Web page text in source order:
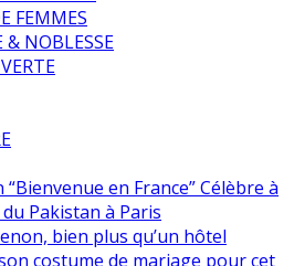
FEMMES
& NOBLESSE
“Bienvenue en France” Célèbre à
du Pakistan à Paris
bien plus qu’un hôtel
costume de mariage pour cet